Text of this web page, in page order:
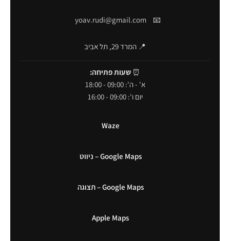
📧
yoav.rudi@gmail.com
📍 המרד 29, תל אביב
⏰ שעות פתיחה:
א' - ה': 09:00 - 18:00
יום ו': 09:00 - 16:00
Waze
Google Maps – ניווט
Google Maps – תצוגה
Apple Maps